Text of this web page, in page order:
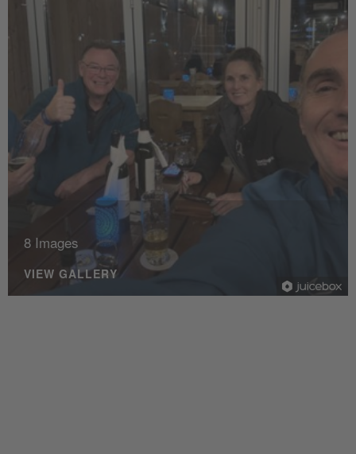
8 Images
VIEW GALLERY